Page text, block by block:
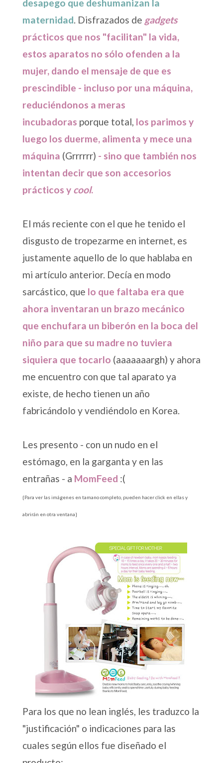
desapego que deshumanizan la
maternidad. Disfrazados de gadgets
prácticos que nos "facilitan" la vida,
estos aparatos no sólo ofenden a la
mujer, dando el mensaje de que es
prescindible - incluso por una máquina,
reduciéndonos a meras
incubadoras porque total, los parimos y
luego los duerme, alimenta y mece una
máquina (Grrrrrr) - sino que también nos
intentan decir que son accesorios
prácticos y cool.
El más reciente con el que he tenido el
disgusto de tropezarme en internet, es
justamente aquello de lo que hablaba en
mi artículo anterior. Decía en modo
sarcástico, que lo que faltaba era que
ahora inventaran un brazo mecánico
que enchufara un biberón en la boca del
niño para que su madre no tuviera
siquiera que tocarlo (aaaaaaargh) y ahora
me encuentro con que tal aparato ya
existe, de hecho tienen un año
fabricándolo y vendiéndolo en Korea.
Les presento - con un nudo en el
estómago, en la garganta y en las
entrañas - a MomFeed :(
{Para ver las imágenes en tamano completo, pueden hacer click en ellas y
abrirán en otra ventana}
Para los que no lean inglés, les traduzco la
"justificación" o indicaciones para las
cuales según ellos fue diseñado el